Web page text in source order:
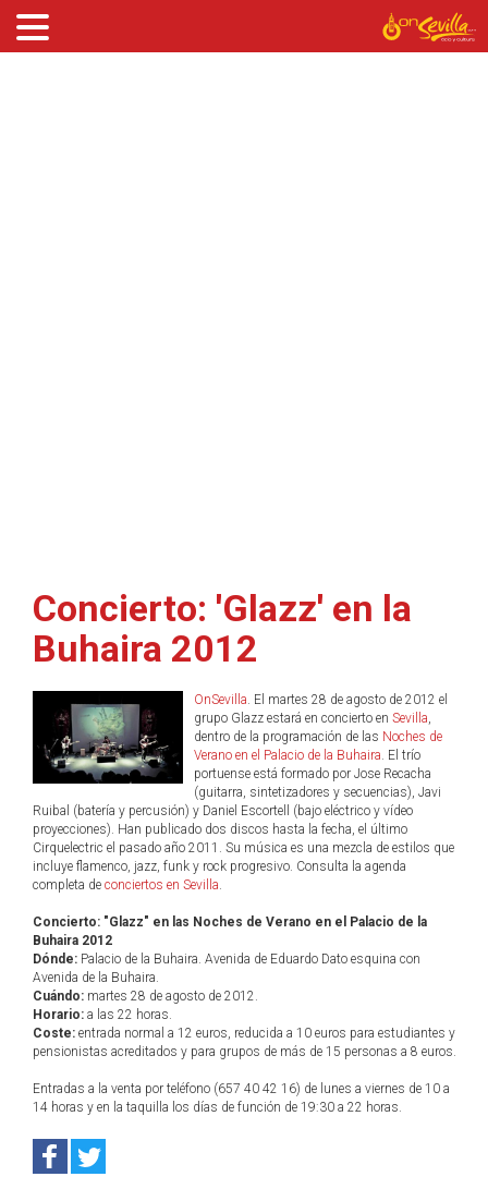
Concierto: 'Glazz' en la
Buhaira 2012
OnSevilla. El martes 28 de agosto de 2012 el
grupo Glazz estará en concierto en Sevilla,
dentro de la programación de las Noches de
Verano en el Palacio de la Buhaira. El trío
portuense está formado por Jose Recacha
(guitarra, sintetizadores y secuencias), Javi
Ruibal (batería y percusión) y Daniel Escortell (bajo eléctrico y vídeo
proyecciones). Han publicado dos discos hasta la fecha, el último
Cirquelectric el pasado año 2011. Su música es una mezcla de estilos que
incluye flamenco, jazz, funk y rock progresivo. Consulta la agenda
completa de conciertos en Sevilla.
Concierto: "Glazz" en las Noches de Verano en el Palacio de la
Buhaira 2012
Dónde: Palacio de la Buhaira. Avenida de Eduardo Dato esquina con
Avenida de la Buhaira.
Cuándo: martes 28 de agosto de 2012.
Horario: a las 22 horas.
Coste: entrada normal a 12 euros, reducida a 10 euros para estudiantes y
pensionistas acreditados y para grupos de más de 15 personas a 8 euros.
Entradas a la venta por teléfono (657 40 42 16) de lunes a viernes de 10 a
14 horas y en la taquilla los días de función de 19:30 a 22 horas.